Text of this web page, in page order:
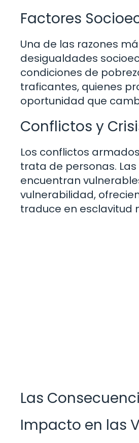
Factores
Una de las razones
desigualdades
condiciones de
traficantes, quienes
oportunidad que
Conflictos y
Los conflictos
trata de personas.
encuentran
vulnerabilidad,
traduce en esclavitud
Las
Impacto en las